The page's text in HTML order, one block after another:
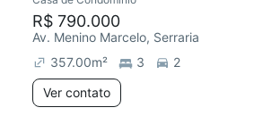
R$ 790.000
Av. Menino Marcelo, Serraria
357.00m² 3
2
Ver contato